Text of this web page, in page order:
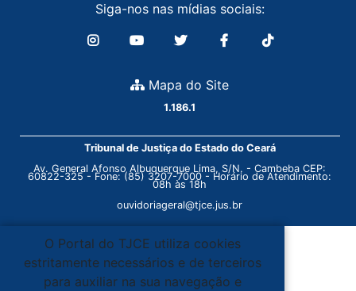
Siga-nos nas mídias sociais:
Mapa do Site
1.186.1
Tribunal de Justiça do Estado do Ceará
Av. General Afonso Albuquerque Lima, S/N. - Cambeba CEP:
60822-325 - Fone: (85) 3207-7000 - Horário de Atendimento:
08h às 18h
ouvidoriageral@tjce.jus.br
O Portal do TJCE utiliza cookies
estritamente necessários e de terceiros
para auxiliar na sua navegação e